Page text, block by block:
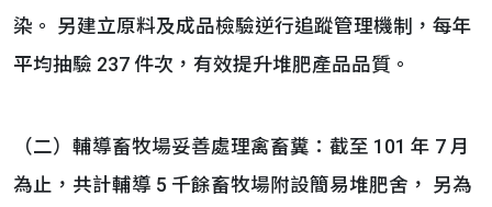
染。 另建立原料及成品檢驗逆行追蹤管理機制，每年
平均抽驗 237 件次，有效提升堆肥產品品質。
（二）輔導畜牧場妥善處理禽畜糞：截至 101 年 7 月
為止，共計輔導 5 千餘畜牧場附設簡易堆肥舍， 另為